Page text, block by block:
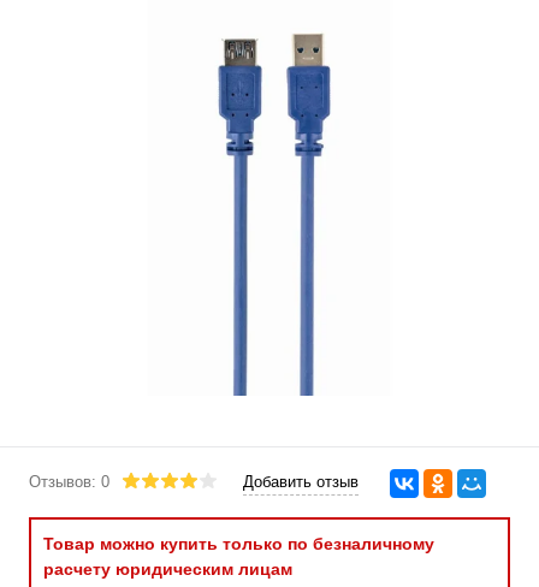
Отзывов: 0 Добавить отзыв
Товар можно купить только по безналичному
расчету юридическим лицам